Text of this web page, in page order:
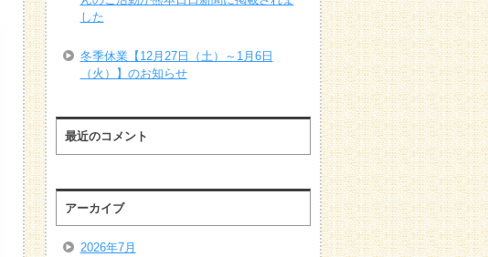
した
冬季休業【12月27日（土）～1月6日
（火）】のお知らせ
最近のコメント
アーカイブ
2026年7月